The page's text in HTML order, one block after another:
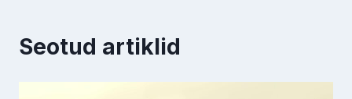
Seotud artiklid